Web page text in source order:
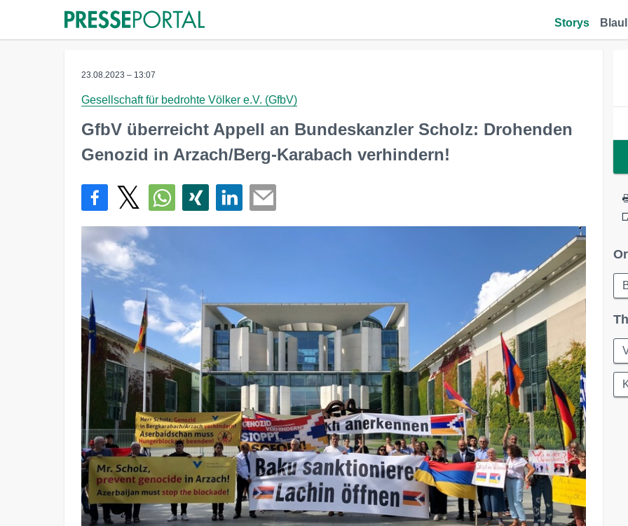
Storys
23.08.2023 – 13:07
Gesellschaft für bedrohte Völker e.V. (GfbV)
GfbV überreicht Appell an Bundeskanzler Scholz: Drohenden
Genozid in Arzach/Berg-Karabach verhindern!